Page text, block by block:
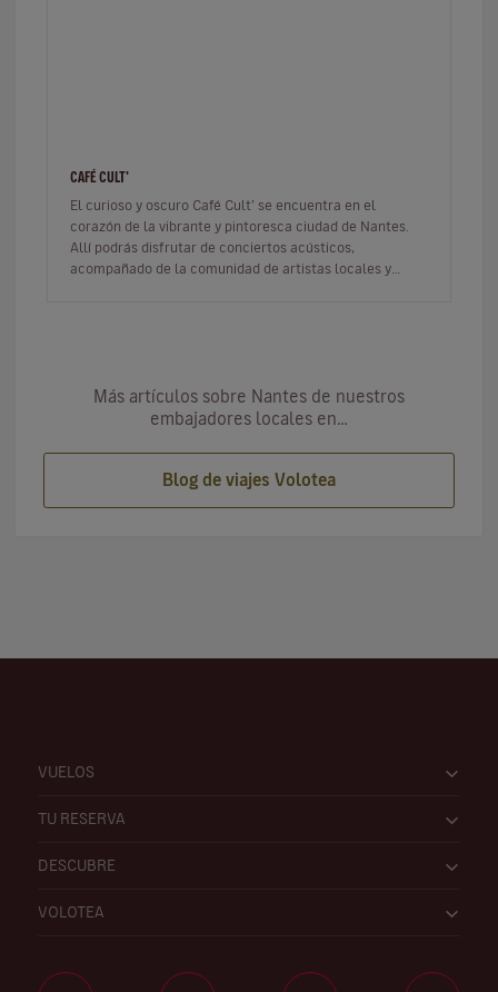
CAFÉ CULT'
El curioso y oscuro Café Cult’ se encuentra en el
corazón de la vibrante y pintoresca ciudad de Nantes.
Allí podrás disfrutar de conciertos acústicos,
acompañado de la comunidad de artistas locales y
Más artículos sobre Nantes de nuestros
embajadores locales en…
Blog de viajes Volotea
VUELOS
TU RESERVA
DESCUBRE
VOLOTEA